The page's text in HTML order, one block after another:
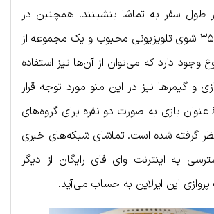
طول سفر به تماشا بنشینند. همچنین در
این منو بیش از ۳۵۰ شوی تلویزیونی محبوب و یک مجموعه از
وجود دارد که می‌توان از آن‌ها نیز استفاده
و گیمرها نیز در این منو مورد توجه قرار
گرفه و بیش از ۶۰ عنوان بازی به صورت دو نفره برای گروه‌های
گرفته شده است. تماشای شبکه‌های خبری
به اینترنت وای فای رایگان از دیگر
این ایرلاین به حساب می‌آید.